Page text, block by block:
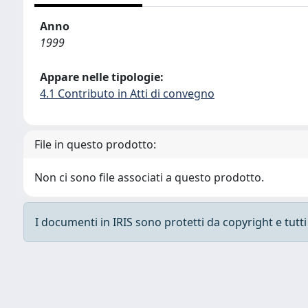
Anno
1999
Appare nelle tipologie:
4.1 Contributo in Atti di convegno
File in questo prodotto:
Non ci sono file associati a questo prodotto.
I documenti in IRIS sono protetti da copyright e